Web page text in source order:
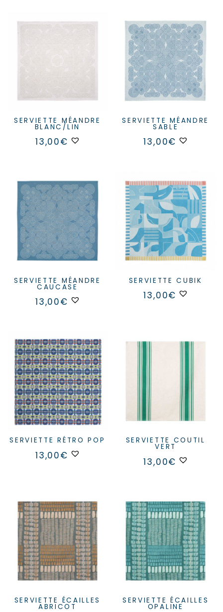
SERVIETTE MÉANDRE
BLANC/LIN
13,00€
SERVIETTE MÉANDRE
SABLE
13,00€
SERVIETTE MÉANDRE
CAUCASE
13,00€
SERVIETTE CUBIK
13,00€
SERVIETTE RÉTRO POP
13,00€
SERVIETTE COUTIL
VERT
13,00€
SERVIETTE ÉCAILLES
ABRICOT
SERVIETTE ÉCAILLES
OPALINE